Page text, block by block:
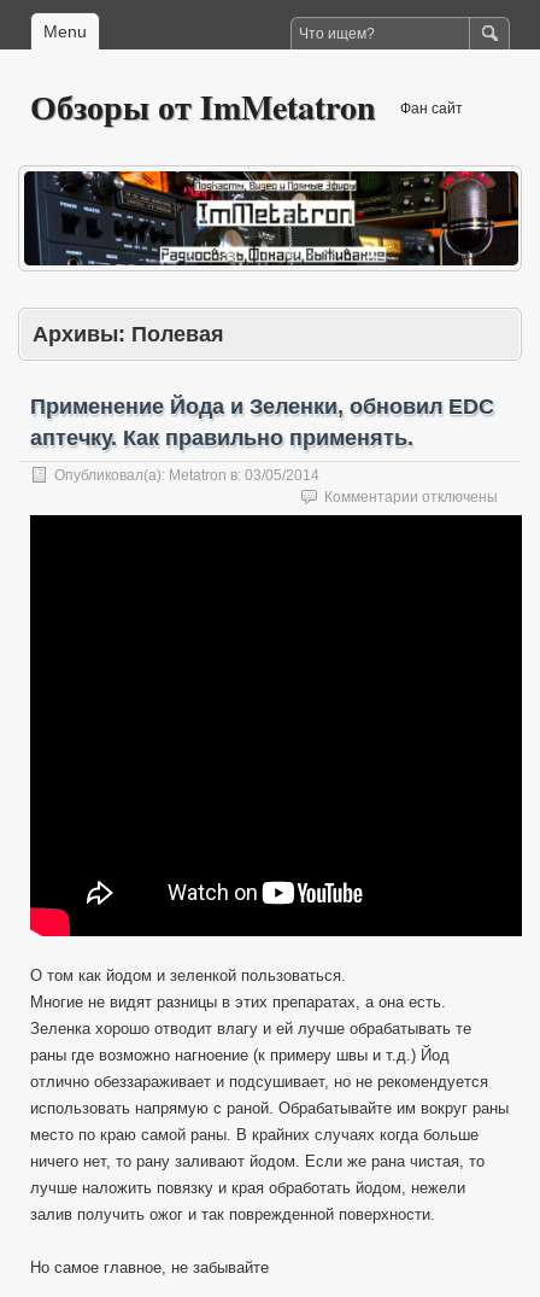
Menu
Обзоры от ImMetatron Фан сайт
Архивы: Полевая
Применение Йода и Зеленки, обновил EDC
аптечку. Как правильно применять.
Опубликовал(а): Metatron в: 03/05/2014
Комментарии к
записи
отключены
О том как йодом и зеленкой пользоваться.
Многие не видят разницы в этих препаратах, а она есть.
Зеленка хорошо отводит влагу и ей лучше обрабатывать те
раны где возможно нагноение (к примеру швы и т.д.) Йод
отлично обеззараживает и подсушивает, но не рекомендуется
использовать напрямую с раной. Обрабатывайте им вокруг раны
место по краю самой раны. В крайних случаях когда больше
ничего нет, то рану заливают йодом. Если же рана чистая, то
лучше наложить повязку и края обработать йодом, нежели
залив получить ожог и так поврежденной поверхности.
Но самое главное, не забывайте